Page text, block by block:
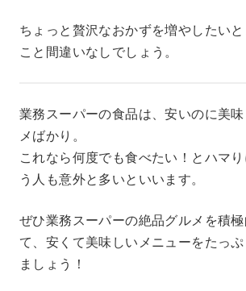
ちょっと贅沢なおかずを増やしたい
こと間違いなしでしょう。
業務スーパーの食品は、安いのに美
メばかり。
これなら何度でも食べたい！とハマ
う人も意外と多いといいます。
ぜひ業務スーパーの絶品グルメを積
て、安くて美味しいメニューをたっ
ましょう！